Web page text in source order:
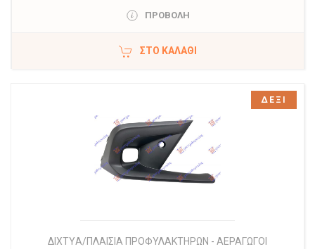
ΠΡΟΒΟΛΗ
ΣΤΟ ΚΑΛΆΘΙ
ΔΙΧΤYΑ/ΠΛΑΙΣΙΑ ΠΡΟΦΥΛΑΚΤΗΡΩΝ - ΑΕΡΑΓΩΓΟΙ
ΔΕΞΙ